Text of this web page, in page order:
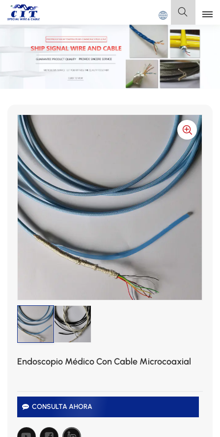
Español
English
Français
Endoscopio Médico Con Cable Microcoaxial
CONSULTA AHORA